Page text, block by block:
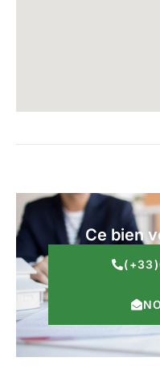
Ce bien